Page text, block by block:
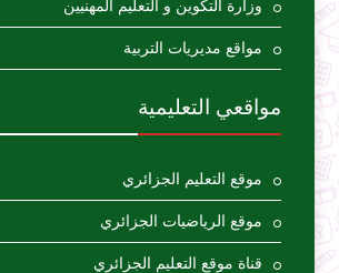
وزارة التكوين و التعليم المهنيين
مواقع مديريات التربية
مواقعي التعليمية
موقع التعليم الجزائري
موقع الرياضيات الجزائري
قناة موقع التعليم الجزائري